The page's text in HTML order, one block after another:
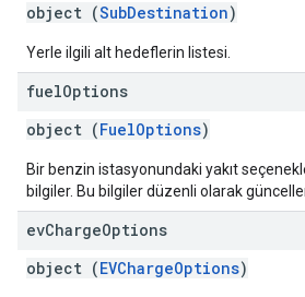
object (SubDestination)
Yerle ilgili alt hedeflerin listesi.
fuelOptions
object (FuelOptions)
Bir benzin istasyonundaki yakıt
bilgiler. Bu bilgiler düzenli olarak
evChargeOptions
object (EVChargeOptions)